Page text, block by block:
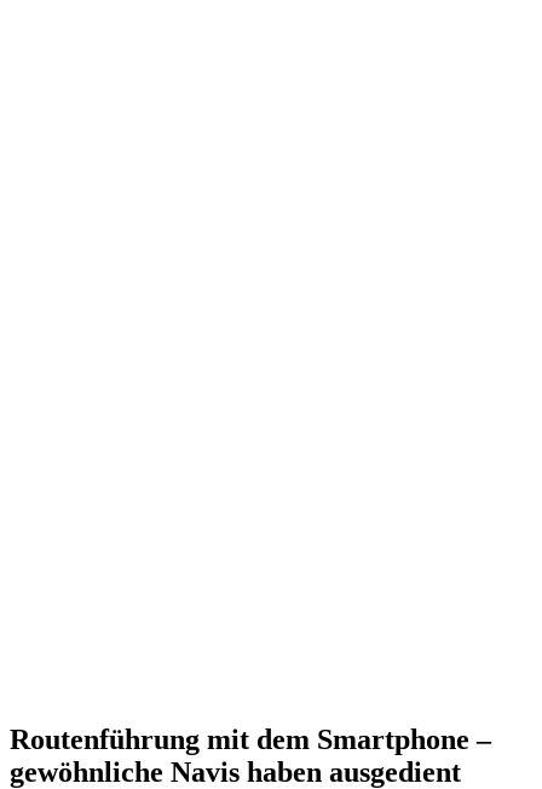
Routenführung mit dem Smartphone –
gewöhnliche Navis haben ausgedient